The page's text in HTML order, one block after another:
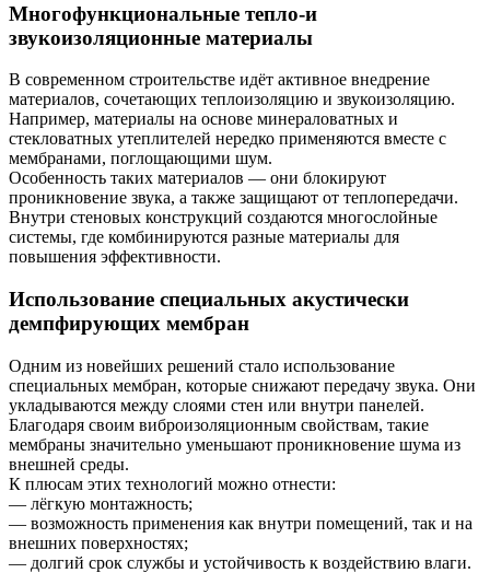
Многофункциональные тепло-и
звукоизоляционные материалы
В современном строительстве идёт активное внедрение
материалов, сочетающих теплоизоляцию и звукоизоляцию.
Например, материалы на основе минераловатных и
стекловатных утеплителей нередко применяются вместе с
мембранами, поглощающими шум.
Особенность таких материалов — они блокируют
проникновение звука, а также защищают от теплопередачи.
Внутри стеновых конструкций создаются многослойные
системы, где комбинируются разные материалы для
повышения эффективности.
Использование специальных акустически
демпфирующих мембран
Одним из новейших решений стало использование
специальных мембран, которые снижают передачу звука. Они
укладываются между слоями стен или внутри панелей.
Благодаря своим виброизоляционным свойствам, такие
мембраны значительно уменьшают проникновение шума из
внешней среды.
К плюсам этих технологий можно отнести:
— лёгкую монтажность;
— возможность применения как внутри помещений, так и на
внешних поверхностях;
— долгий срок службы и устойчивость к воздействию влаги.